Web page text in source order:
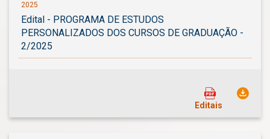
2025
Edital - PROGRAMA DE ESTUDOS
PERSONALIZADOS DOS CURSOS DE GRADUAÇÃO -
2/2025
Editais